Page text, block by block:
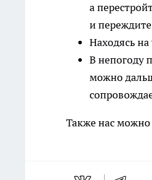
а
и
Находясь
В непогоду
можно
Также нас можно